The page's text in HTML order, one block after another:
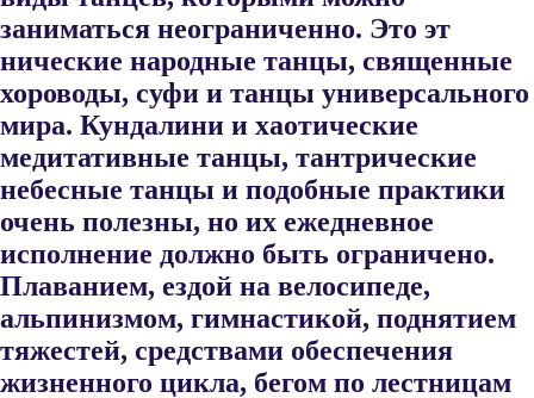
заниматься неограниченно. Это эт​
нические народные танцы, священные
хороводы, суфи и танцы уни​версального
мира. Кундалини и хаотические
медитативные танцы, тантрические
небесные танцы и подобные практики
очень полезны, но их ежедневное
исполнение должно быть ограничено.
Плава​нием, ездой на велосипеде,
альпинизмом, гимнастикой, поднятием
тяжестей, средствами обеспечения
жизненного цикла, бегом по лестницам